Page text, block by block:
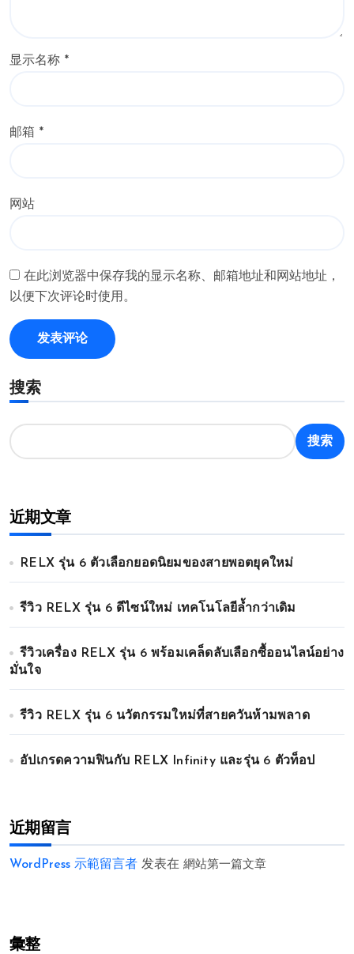
显示名称 *
邮箱 *
网站
在此浏览器中保存我的显示名称、邮箱地址和网站地址，
以便下次评论时使用。
搜索
搜索
近期文章
RELX รุ่น 6 ตัวเลือกยอดนิยมของสายพอตยุคใหม่
รีวิว RELX รุ่น 6 ดีไซน์ใหม่ เทคโนโลยีล้ำกว่าเดิม
รีวิวเครื่อง RELX รุ่น 6 พร้อมเคล็ดลับเลือกซื้ออนไลน์อย่าง
มั่นใจ
รีวิว RELX รุ่น 6 นวัตกรรมใหม่ที่สายควันห้ามพลาด
อัปเกรดความฟินกับ RELX Infinity และรุ่น 6 ตัวท็อป
近期留言
WordPress 示範留言者 发表在 網站第一篇文章
彙整